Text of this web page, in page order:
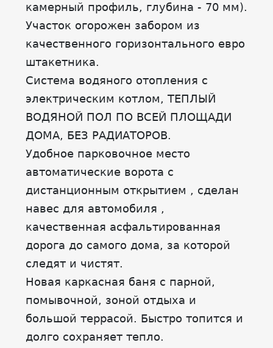
камерный профиль, глубина - 70 мм).
Участок огорожен забором из
качественного горизонтального евро
штакетника.
Система водяного отопления с
электрическим котлом, ТЕПЛЫЙ
ВОДЯНОЙ ПОЛ ПО ВСЕЙ ПЛОЩАДИ
ДОМА, БЕЗ РАДИАТОРОВ.
Удобное парковочное место
автоматические ворота с
дистанционным открытием , сделан
навес для автомобиля ,
качественная асфальтированная
дорога до самого дома, за которой
следят и чистят.
Новая каркасная баня с парной,
помывочной, зоной отдыха и
большой террасой. Быстро топится и
долго сохраняет тепло.